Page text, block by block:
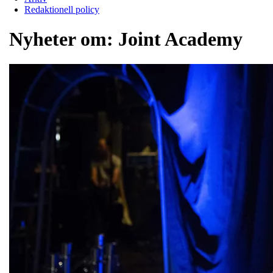
Redaktionell policy
Nyheter om: Joint Academy